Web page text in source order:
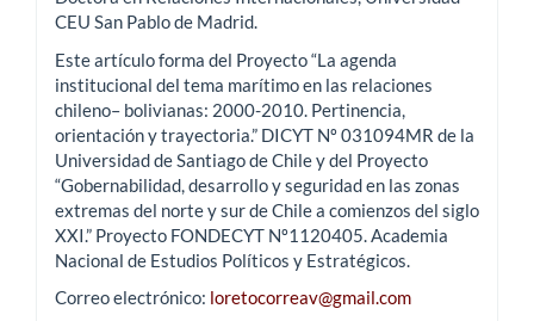
CEU San Pablo de Madrid.
Este artículo forma del Proyecto “La agenda
institucional del tema marítimo en las relaciones
chileno– bolivianas: 2000-2010. Pertinencia,
orientación y trayectoria.” DICYT Nº 031094MR de la
Universidad de Santiago de Chile y del Proyecto
“Gobernabilidad, desarrollo y seguridad en las zonas
extremas del norte y sur de Chile a comienzos del siglo
XXI.” Proyecto FONDECYT Nº1120405. Academia
Nacional de Estudios Políticos y Estratégicos.
Correo electrónico: loretocorreav@gmail.com